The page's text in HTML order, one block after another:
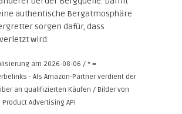
authentische Bergatmosphäre
sorgen dafür, dass
wird.
am 2026-08-06 / * =
- Als Amazon-Partner verdient der
an qualifizierten Käufen / Bilder von
Product Advertising API